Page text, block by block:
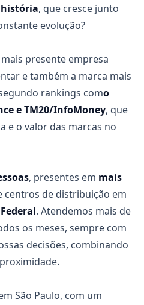
história, que cresce junto
evolução?
presente empresa
e também a marca mais
rankings como
e TM20/InfoMoney, que
e o valor das marcas no
, presentes em mais
centros de distribuição em
. Atendemos mais de
os meses, sempre com
decisões, combinando
São Paulo, com um